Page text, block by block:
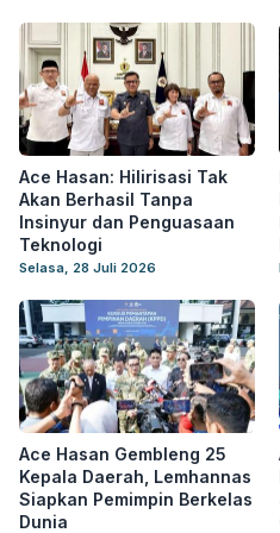
Ace Hasan: Hilirisasi Tak
Akan Berhasil Tanpa
Insinyur dan Penguasaan
Teknologi
Selasa, 28 Juli 2026
Ace Hasan Gembleng 25
Kepala Daerah, Lemhannas
Siapkan Pemimpin Berkelas
Dunia